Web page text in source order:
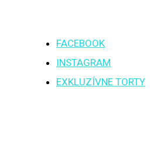
FACEBOOK
INSTAGRAM
EXKLUZÍVNE TORTY